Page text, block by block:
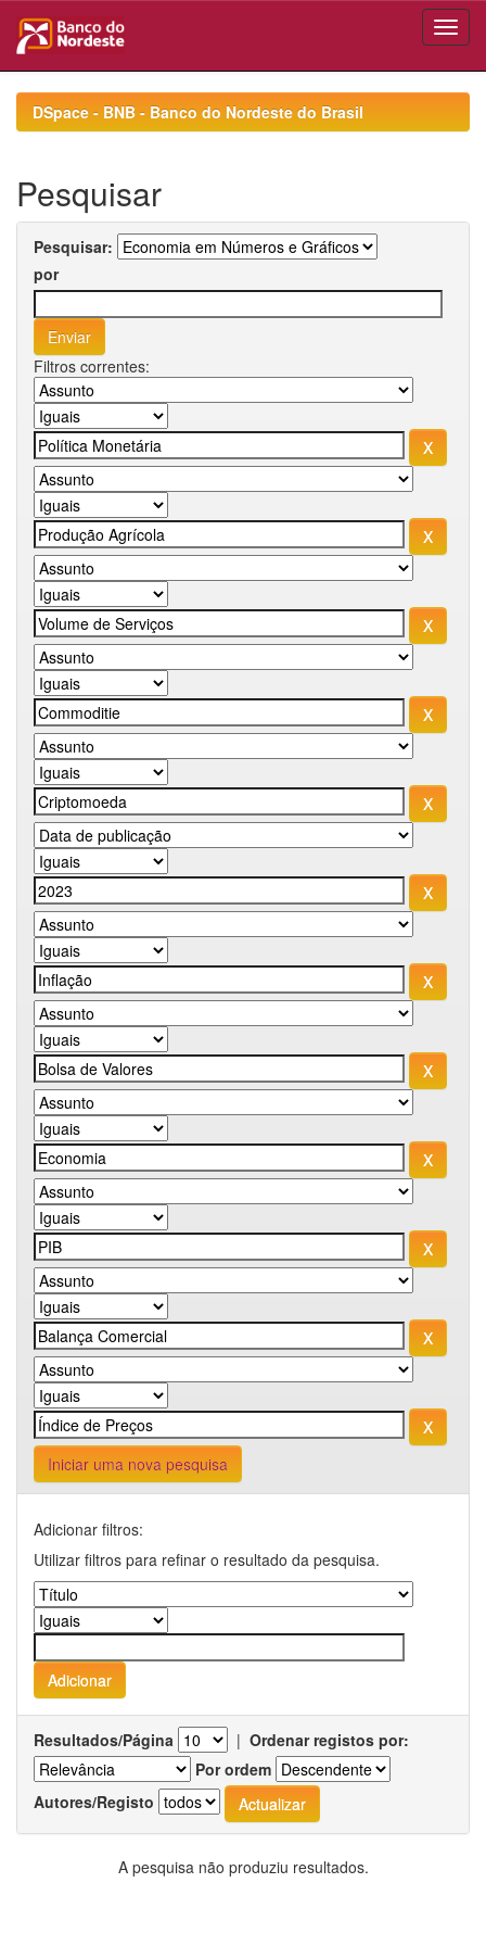
navigationDSpace - BNB - Banco do Nordeste do Brasil
Pesquisar
Pesquisar:
por
Filtros correntes:
Iniciar uma nova pesquisa
Adicionar filtros:
Utilizar filtros para refinar o resultado da pesquisa.
Resultados/Página | Ordenar registos por:
Por ordem
Autores/Registo
A pesquisa não produziu resultados.